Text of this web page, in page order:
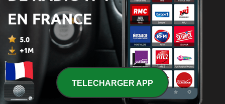
Badr Al-Turki
أعـذب الـتـلاوات
TELECHARGER APP